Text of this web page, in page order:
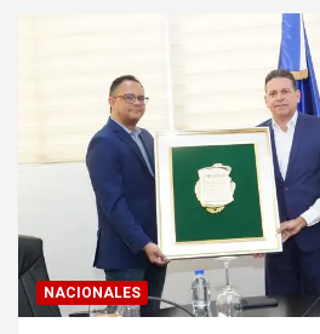
NACIONALES